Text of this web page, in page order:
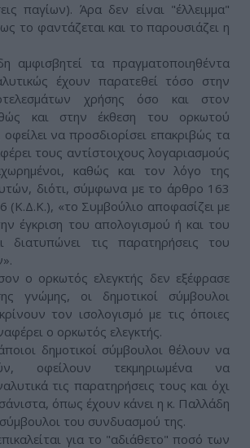
παγίων). Άρα δεν είναι "έλλειμμα"
το φαντάζεται και το παρουσιάζει η
αμφισβητεί τα πραγματοποιηθέντα
έχουν παρατεθεί τόσο στην
χρήσης όσο και στον
και στην έκθεση του ορκωτού
οφείλει να προσδιορίσει επακριβώς τα
τους αντίστοιχους λογαριασμούς
καθώς και τον λόγο της
διότι, σύμφωνα με το άρθρο 163
(Κ.Δ.Κ.), «το Συμβούλιο αποφασίζει με
έγκριση του απολογισμού ή και του
διατυπώνει τις παρατηρήσεις του
ο ορκωτός ελεγκτής δεν εξέφρασε
γνώμης, οι δημοτικοί σύμβουλοι
τον ισολογισμό με τις όποιες
ο ορκωτός ελεγκτής.
δημοτικοί σύμβουλοι θέλουν να
οφείλουν τεκμηριωμένα να
τις παρατηρήσεις τους και όχι
όπως έχουν κάνει η κ. Παλλάδη
σύμβουλοι του συνδυασμού της.
για το "αδιάθετο" ποσό των